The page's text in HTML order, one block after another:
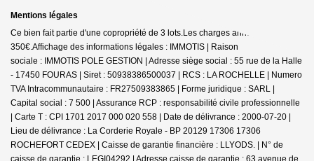
Mentions légales
Ce bien fait partie d'une copropriété de 3 lots.Les charges annuelles sont de
350€.Affichage des informations légales : IMMOTIS | Raison
sociale : IMMOTIS POLE GESTION | Adresse siège social : 55 rue de la Halle
- 17450 FOURAS | Siret : 50938386500037 | RCS : LA ROCHELLE | Numero
TVA Intracommunautaire : FR27509383865 | Forme juridique : SARL |
Capital social : 7 500 | Assurance RCP : responsabilité civile professionnelle
| Carte T : CPI 1701 2017 000 020 558 | Date de délivrance : 2000-07-20 |
Lieu de délivrance : La Corderie Royale - BP 20129 17306 17306
ROCHEFORT CEDEX | Caisse de garantie financière : LLYODS. | N° de
caisse de garantie : LEGI04292 | Adresse caisse de garantie : 63 avenue de